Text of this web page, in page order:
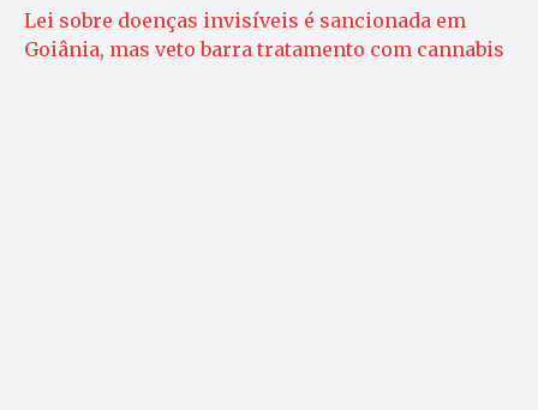
Lei sobre doenças invisíveis é sancionada em
Goiânia, mas veto barra tratamento com cannabis